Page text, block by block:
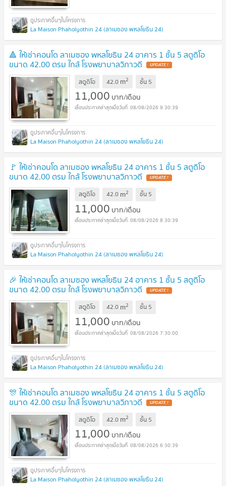
La Maison Phaholyothin 24 (ลาเมซอง พหลโยธิน 24)
🔺 ให้เช่าคอนโด ลาเมซอง พหลโยธิน 24 อาคาร 1 ชั้น 5 สตูดิโอ
ขนาด 42.00 ตรม ใกล้ โรงพยาบาลวิภาวดี
สตูดิโอ 42.0 m2 ชั้น 5
11,000 บาท/เดือน
08/08/2026 9:30:39
La Maison Phaholyothin 24 (ลาเมซอง พหลโยธิน 24)
🚩 ให้เช่าคอนโด ลาเมซอง พหลโยธิน 24 อาคาร 1 ชั้น 5 สตูดิโอ
ขนาด 42.00 ตรม ใกล้ โรงพยาบาลวิภาวดี
สตูดิโอ 42.0 m2 ชั้น 5
11,000 บาท/เดือน
08/08/2026 8:30:39
La Maison Phaholyothin 24 (ลาเมซอง พหลโยธิน 24)
🎉 ให้เช่าคอนโด ลาเมซอง พหลโยธิน 24 อาคาร 1 ชั้น 5 สตูดิโอ
ขนาด 42.00 ตรม ใกล้ โรงพยาบาลวิภาวดี
สตูดิโอ 42.0 m2 ชั้น 5
11,000 บาท/เดือน
08/08/2026 7:30:00
La Maison Phaholyothin 24 (ลาเมซอง พหลโยธิน 24)
🎊 ให้เช่าคอนโด ลาเมซอง พหลโยธิน 24 อาคาร 1 ชั้น 5 สตูดิโอ
ขนาด 42.00 ตรม ใกล้ โรงพยาบาลวิภาวดี
สตูดิโอ 42.0 m2 ชั้น 5
11,000 บาท/เดือน
08/08/2026 6:30:39
La Maison Phaholyothin 24 (ลาเมซอง พหลโยธิน 24)